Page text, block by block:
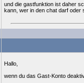
und die gastfunktion ist daher
kann, wer in den chat darf oder
Hallo,
wenn du das Gast-Konto